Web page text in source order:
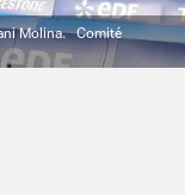
Molina. Comité